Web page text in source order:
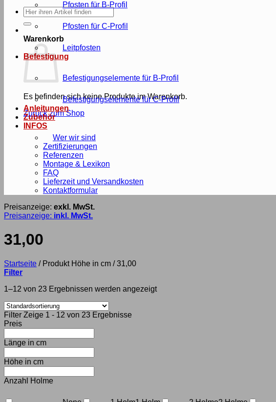
Suche
nach:
Warenkorb
Es befinden sich keine Produkte im Warenkorb.
Zurück zum Shop
Pfosten für B-Profil
Pfosten für C-Profil
Leitpfosten
Befestigung
Befestigungselemente für B-Profil
Befestigungselemente für C-Profil
Anleitungen
Zubehör
INFOS
Wer wir sind
Zertifizierungen
Referenzen
Montage & Lexikon
FAQ
Lieferzeit und Versandkosten
Kontaktformular
Preisanzeige: exkl. MwSt.
Preisanzeige: inkl. MwSt.
31,00
Startseite /Produkt Höhe in cm /31,00
Filter
1–12 von 23 Ergebnissen werden angezeigt
Filter Zeige 1 - 12 von 23 Ergebnisse
Preis
Länge in cm
Höhe in cm
Anzahl Holme